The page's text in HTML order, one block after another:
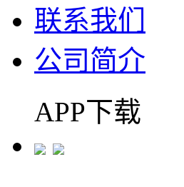
联系我们
公司简介
APP下载